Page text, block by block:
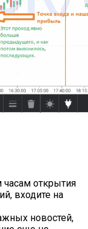
часам открытия
входите на
новостей,